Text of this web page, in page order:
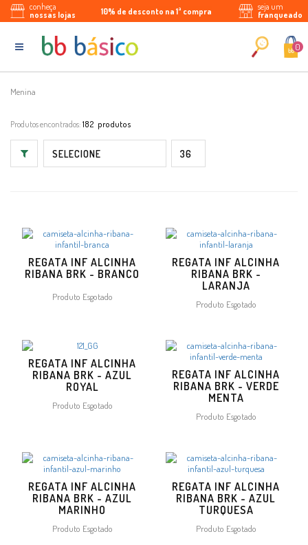
conheça
nossas lojas
10% de desconto na 1ª compra
Enviamos para todo Brasil
Parcele em até 5x sem juros
seja um
franqueado
0
Menina
Produtos encontrados: 182
REGATA INF ALCINHA
RIBANA BRK - BRANCO
Produto Esgotado
REGATA INF ALCINHA
RIBANA BRK -
LARANJA
Produto Esgotado
REGATA INF ALCINHA
RIBANA BRK - AZUL
ROYAL
Produto Esgotado
REGATA INF ALCINHA
RIBANA BRK - VERDE
MENTA
Produto Esgotado
REGATA INF ALCINHA
RIBANA BRK - AZUL
MARINHO
Produto Esgotado
REGATA INF ALCINHA
RIBANA BRK - AZUL
TURQUESA
Produto Esgotado